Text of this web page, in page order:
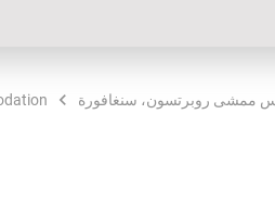
ممشى روبرتسون، سنغافورة